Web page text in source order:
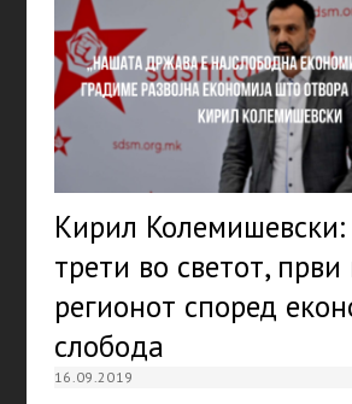
Кирил Колемишевски:
трети во светот, први
регионот според
слобода
16.09.2019